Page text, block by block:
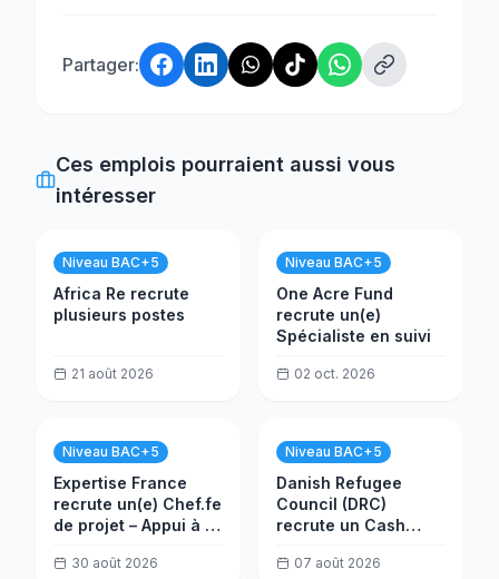
Partager:
Ces emplois pourraient aussi vous
intéresser
Niveau BAC+5
Africa Re recrute
plusieurs postes
21 août 2026
Niveau BAC+5
One Acre Fund
recrute un(e)
Spécialiste en suivi
02 oct. 2026
Niveau BAC+5
Expertise France
recrute un(e) Chef.fe
de projet – Appui à la
l'administration
30 août 2026
Niveau BAC+5
Danish Refugee
Council (DRC)
recrute un Cash
07 août 2026